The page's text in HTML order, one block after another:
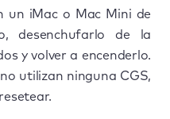
un iMac o Mac Mini de
desenchufarlo de la
y volver a encenderlo.
utilizan ninguna CGS,